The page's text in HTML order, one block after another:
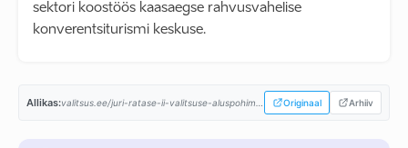
sektori koostöös kaasaegse rahvusvahelise
konverentsiturismi keskuse.
Allikas: Originaal Arhiiv